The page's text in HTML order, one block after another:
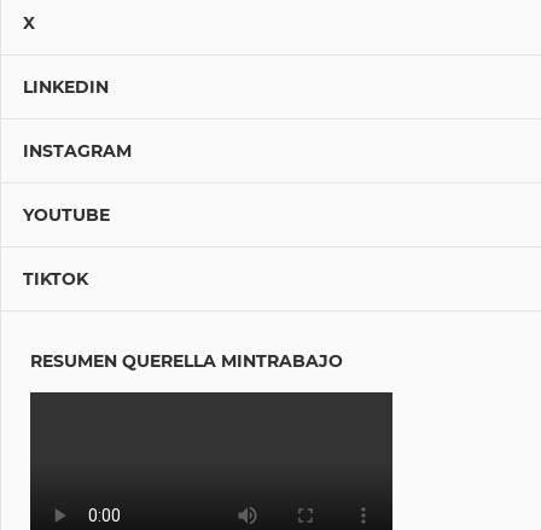
X
LINKEDIN
INSTAGRAM
YOUTUBE
TIKTOK
RESUMEN QUERELLA MINTRABAJO